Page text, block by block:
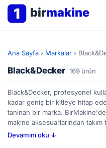
1 birmakine
Ana Sayfa › Markalar ›
Black&Decker 169 ürün
Black&Decker, profesyonel
kadar geniş bir kitleye hitap
tanınan bir marka.
makine aksesuarlarından
çim biçme makinelerine kadar
Devamını oku ↓